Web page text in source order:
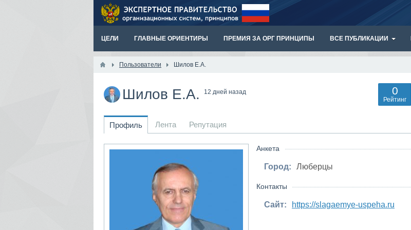
ЦЕЛИ ГЛАВНЫЕ ОРИЕНТИРЫ ПРЕМИЯ ЗА ОРГ ПРИНЦИПЫ ВСЕ ПУБЛИКАЦИИ
Пользователи Шилов Е.А.
Шилов Е.А. 12 дней назад 0
Рейтинг
Профиль Лента Репутация
Анкета
Город: Люберцы
Контакты
Сайт: https://slagaemye-uspeha.ru